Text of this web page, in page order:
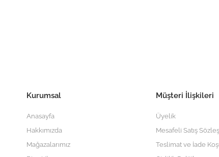
Kurumsal
Anasayfa
Hakkımızda
Mağazalarımız
Müşteri İlişkileri
Üyelik
Mesafeli Satış
Teslimat ve İade